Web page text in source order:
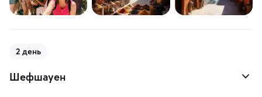
2 день
Шефшауен